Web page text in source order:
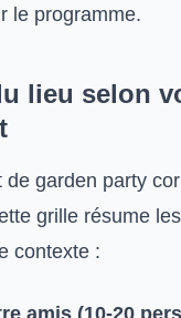
le programme.
lieu selon
de garden party
grille résume
contexte :
amis (10-20